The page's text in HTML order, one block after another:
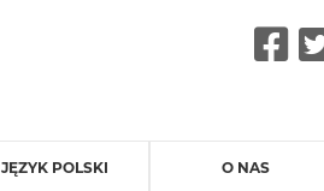
JĘZYK POLSKI O NAS